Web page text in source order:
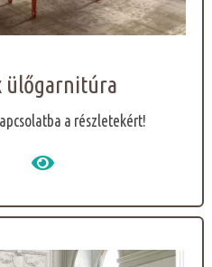
ülőgarnitúra
a részletekért!